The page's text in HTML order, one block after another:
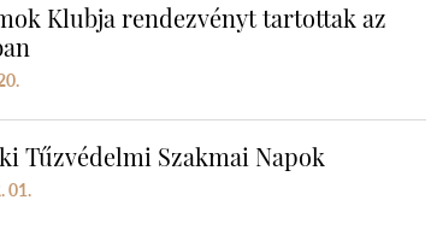
Klubja rendezvényt tartottak az
Tűzvédelmi Szakmai Napok
01.